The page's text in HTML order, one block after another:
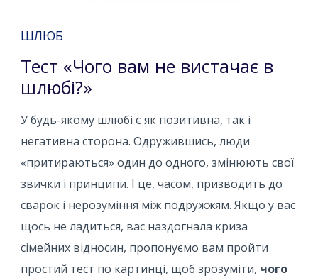
ШЛЮБ
Тест «Чого вам не вистачає в
шлюбі?»
У будь-якому шлюбі є як позитивна, так і
негативна сторона. Одружившись, люди
«притираються» один до одного, змінюють свої
звички і принципи. І це, часом, призводить до
сварок і нерозуміння між подружжям. Якщо у вас
щось не ладиться, вас наздогнала криза
сімейних відносин, пропонуємо вам пройти
простий тест по картинці, щоб зрозуміти, чого